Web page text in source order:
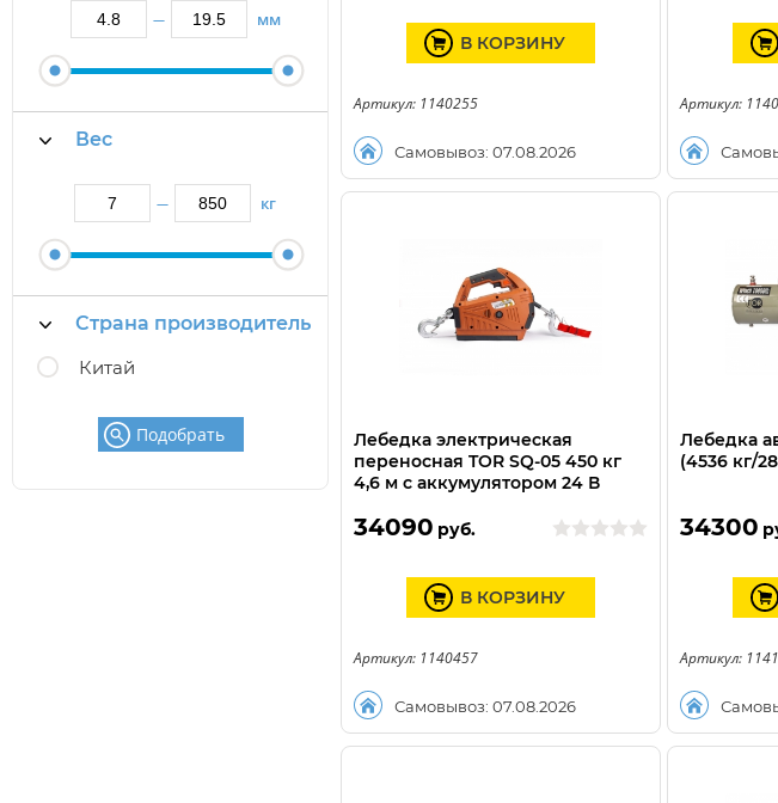
— мм
Вес
— кг
Страна производитель
Китай
Подобрать
Самовывоз: 07.08.2026
В КОРЗИНУ
Артикул: 1140255 Артикул:
Лебедка электрическая
переносная TOR SQ-05 450 кг
4,6 м с аккумулятором 24 В
34090 руб.
Самовывоз: 07.08.2026
В КОРЗИНУ
Артикул: 1140457
Лебедка
(4536 кг/
34300
Артикул: